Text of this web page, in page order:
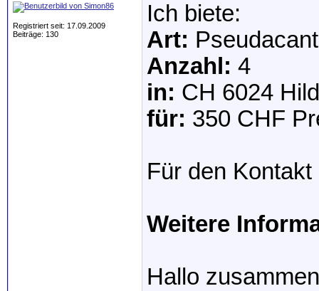
Registriert seit: 17.09.2009
Beiträge: 130
Ich biete:
Art:
Anzahl: 4
in: CH 6024
für: 350 CHF
Für den
Weitere
Hallo zusammen